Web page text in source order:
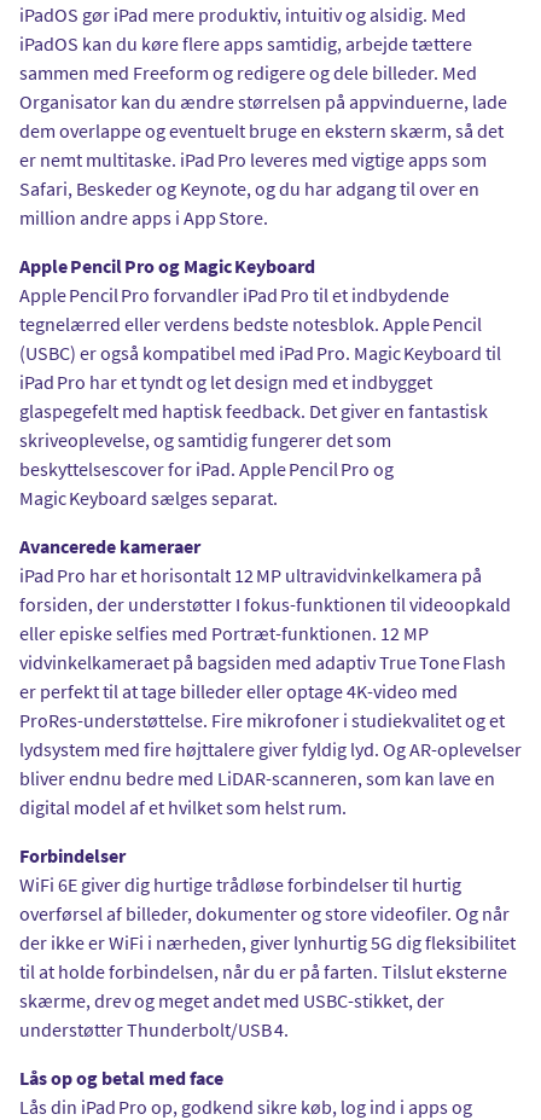
iPadOS gør iPad mere produktiv, intuitiv og alsidig. Med
iPadOS kan du køre flere apps samtidig, arbejde tættere
sammen med Freeform og redigere og dele billeder. Med
Organisator kan du ændre størrelsen på appvinduerne, lade
dem overlappe og eventuelt bruge en ekstern skærm, så det
er nemt multitaske. iPad Pro leveres med vigtige apps som
Safari, Beskeder og Keynote, og du har adgang til over en
million andre apps i App Store.
Apple Pencil Pro og Magic Keyboard
Apple Pencil Pro forvandler iPad Pro til et indbydende
tegnelærred eller verdens bedste notesblok. Apple Pencil
(USBC) er også kompatibel med iPad Pro. Magic Keyboard til
iPad Pro har et tyndt og let design med et indbygget
glaspegefelt med haptisk feedback. Det giver en fantastisk
skriveoplevelse, og samtidig fungerer det som
beskyttelsescover for iPad. Apple Pencil Pro og
Magic Keyboard sælges separat.
Avancerede kameraer
iPad Pro har et horisontalt 12 MP ultravidvinkelkamera på
forsiden, der understøtter I fokus-funktionen til videoopkald
eller episke selfies med Portræt-funktionen. 12 MP
vidvinkelkameraet på bagsiden med adaptiv True Tone Flash
er perfekt til at tage billeder eller optage 4K-video med
ProRes-understøttelse. Fire mikrofoner i studiekvalitet og et
lydsystem med fire højttalere giver fyldig lyd. Og AR-oplevelser
bliver endnu bedre med LiDAR-scanneren, som kan lave en
digital model af et hvilket som helst rum.
Forbindelser
WiFi 6E giver dig hurtige trådløse forbindelser til hurtig
overførsel af billeder, dokumenter og store videofiler. Og når
der ikke er WiFi i nærheden, giver lynhurtig 5G dig fleksibilitet
til at holde forbindelsen, når du er på farten. Tilslut eksterne
skærme, drev og meget andet med USBC-stikket, der
understøtter Thunderbolt/USB 4.
Lås op og betal med face
Lås din iPad Pro op, godkend sikre køb, log ind i apps og